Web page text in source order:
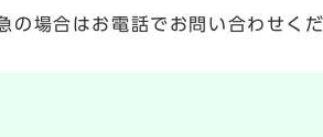
場合はお電話でお問い合わせくだ